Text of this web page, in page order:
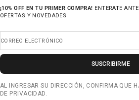
¡10% OFF EN TU PRIMER COMPRA! ENTERATE
OFERTAS Y NOVEDADES
CORREO ELECTRÓNICO
SUSCRIBIRME
AL INGRESAR SU DIRECCIÓN, CONFIRMA QUE
DE PRIVACIDAD.